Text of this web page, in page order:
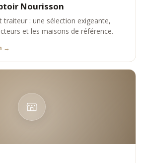
Nourisson
traiteur : une sélection exigeante,
et les maisons de référence.
→